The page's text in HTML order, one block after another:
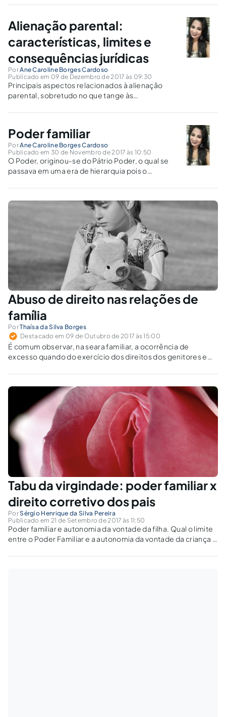
Alienação parental:
características, limites e
consequências jurídicas
PorAne Caroline Borges Cardoso
Publicado em 09 de Dezembro de 2017 às 09:30
Principais aspectos relacionados à alienação
parental, sobretudo no que tange às
adolescentes.
Poder familiar
PorAne Caroline Borges Cardoso
Publicado em 30 de Novembro de 2017 às 10:50
O Poder, originou-se do Pátrio Poder, o qual se
passava em uma era de hierarquia pois o
filhos perante a sociedade, porem este
quadro mudou com o Novo Código Civil de
2002 onde Homens e Mulheres se tornaram
Abuso de direito nas relações de
família
PorThaísa da Silva Borges
Destacado em 09 de Outubro de 2017 às 15:00
É comum observar, na seara familiar, a ocorrência de
excesso quando do exercício dos direitos dos genitores e
e às visitas.
Tabu da virgindade: poder familiar x
direito corretivo dos pais
PorSérgio Henrique da Silva Pereira
Publicado em 21 de Setembro de 2017 às 11:50
Poder familiar e autonomia da vontade da filha. Qual o limite
entre o Poder Familiar e a autonomia da vontade da criança e
seu direito corretivo para educar a própria filha?